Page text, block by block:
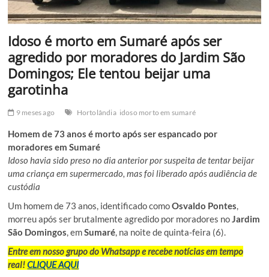
Idoso é morto em Sumaré após ser
agredido por moradores do Jardim São
Domingos; Ele tentou beijar uma
garotinha
9 meses ago Hortolândia idoso morto em sumaré
Homem de 73 anos é morto após ser espancado por
moradores em Sumaré
Idoso havia sido preso no dia anterior por suspeita de tentar beijar
uma criança em supermercado, mas foi liberado após audiência de
custódia
Um homem de 73 anos, identificado comoOsvaldo Pontes,
morreu após ser brutalmente agredido por moradores noJardim
São Domingos, emSumaré, na noite de quinta-feira (6).
Entre em nosso grupo do Whatsapp e recebe notícias em tempo
real!CLIQUE AQUI